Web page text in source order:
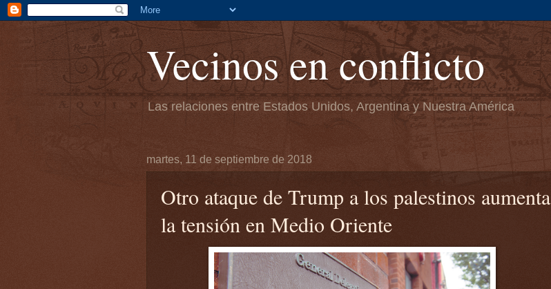
Vecinos en conflicto
Las relaciones entre Estados Unidos, Argentina y Nuestra América
martes, 11 de septiembre de 2018
Otro ataque de Trump a los palestinos aumenta
la tensión en Medio Oriente